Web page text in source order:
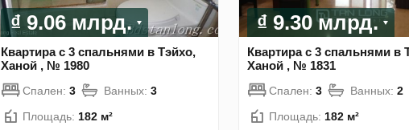
₫ 9.06 млрд.
Квартира с 3 спальнями в Тэйхо,
Ханой , № 1980
Спален: 3 Ванных: 3
Площадь: 182 м²
₫ 9.30 млрд.
Квартира с 3 спальнями в
Ханой , № 1831
Спален: 3 Ванных: 2
Площадь: 182 м²